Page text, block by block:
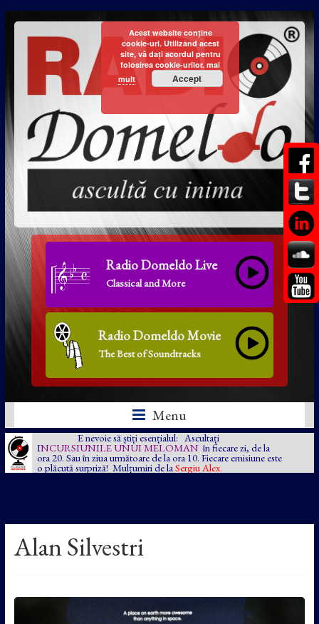
Radio Domeldo Live
Classical and More
Radio Domeldo Movie
The Best of Soundtracks
Menu
E nevoie să știți esențialul: Ascultați
INCURSIUNILE UNUI MELOMAN în fiecare zi, de la
ora 20. Sau în ziua următoare de la ora 10. Fiecare emisiune este
o plăcută surpriză! Mulțumiri de la Sergiu Alex.
Alan Silvestri
Acest website conține
cookie-uri. Utilizând acest
site, vă dați acordul pentru
folosirea cookie-urilor. mai
mult
Accept